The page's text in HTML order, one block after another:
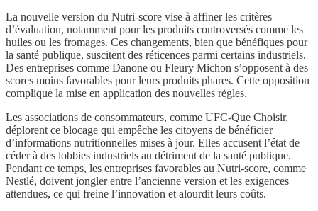
La nouvelle version du Nutri-score vise à affiner les critères
d’évaluation, notamment pour les produits controversés comme les
huiles ou les fromages. Ces changements, bien que bénéfiques pour
la santé publique, suscitent des réticences parmi certains industriels.
Des entreprises comme Danone ou Fleury Michon s’opposent à des
scores moins favorables pour leurs produits phares. Cette opposition
complique la mise en application des nouvelles règles.
Les associations de consommateurs, comme UFC-Que Choisir,
déplorent ce blocage qui empêche les citoyens de bénéficier
d’informations nutritionnelles mises à jour. Elles accusent l’état de
céder à des lobbies industriels au détriment de la santé publique.
Pendant ce temps, les entreprises favorables au Nutri-score, comme
Nestlé, doivent jongler entre l’ancienne version et les exigences
attendues, ce qui freine l’innovation et alourdit leurs coûts.